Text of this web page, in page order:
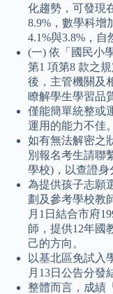
化趨勢，可發現
8.9%，數學科增
4.1%與3.8%，自
(一) 依「國民小
第1 項第8 款之
後，主管機關及
瞭解學生學習品
僅能簡單統整或
運用的能力不佳。
如有無法解密之
別報名考生請聯
學校)，以查證身
為提供孩子志願
劃及參考學校教
月1日結合市府
師，提供12年國
己的方向。
以基北區免試入
月13日公告分發
整體而言，成績